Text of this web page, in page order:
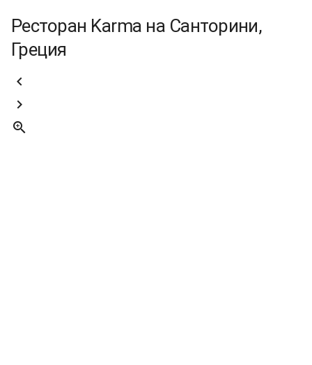
Ресторан Karma на Санторини,
Греция


